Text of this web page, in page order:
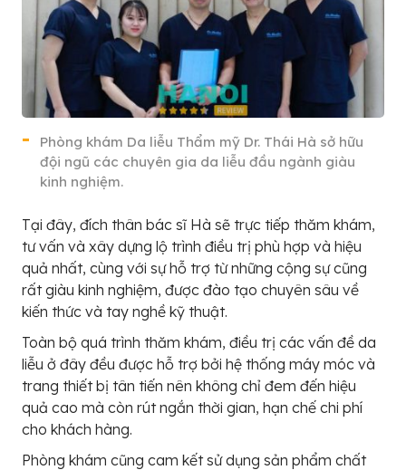
Phòng khám Da liễu Thẩm mỹ Dr. Thái Hà sở hữu
đội ngũ các chuyên gia da liễu đầu ngành giàu
kinh nghiệm.
Tại đây, đích thân bác sĩ Hà sẽ trực tiếp thăm khám,
tư vấn và xây dựng lộ trình điều trị phù hợp và hiệu
quả nhất, cùng với sự hỗ trợ từ những cộng sự cũng
rất giàu kinh nghiệm, được đào tạo chuyên sâu về
kiến thức và tay nghề kỹ thuật.
Toàn bộ quá trình thăm khám, điều trị các vấn đề da
liễu ở đây đều được hỗ trợ bởi hệ thống máy móc và
trang thiết bị tân tiến nên không chỉ đem đến hiệu
quả cao mà còn rút ngắn thời gian, hạn chế chi phí
cho khách hàng.
Phòng khám cũng cam kết sử dụng sản phẩm chất